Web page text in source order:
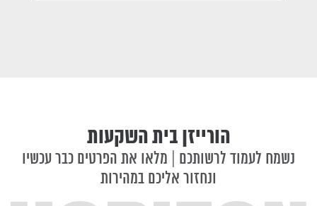
הורייזן בית השקעות
נשמח לעמוד לרשותכם | מלאו את הפרטים כבר עכשיו
ונחזור אליכם במהירות